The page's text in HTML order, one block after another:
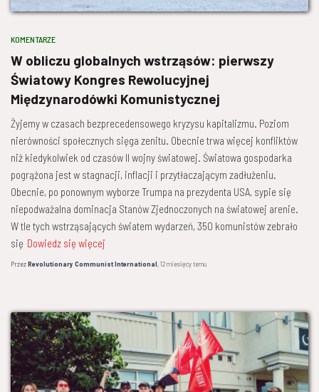
KOMENTARZE
W obliczu globalnych wstrząsów: pierwszy
Światowy Kongres Rewolucyjnej
Międzynarodówki Komunistycznej
Żyjemy w czasach bezprecedensowego kryzysu kapitalizmu. Poziom
nierówności społecznych sięga zenitu. Obecnie trwa więcej konfliktów
niż kiedykolwiek od czasów II wojny światowej. Światowa gospodarka
pogrążona jest w stagnacji, inflacji i przytłaczającym zadłużeniu.
Obecnie, po ponownym wyborze Trumpa na prezydenta USA, sypie się
niepodważalna dominacja Stanów Zjednoczonych na światowej arenie.
W tle tych wstrząsających światem wydarzeń, 350 komunistów zebrało
się Dowiedz się więcej
PrzezRevolutionary Communist International,12 miesięcytemu